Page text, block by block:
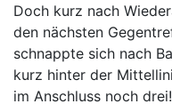
Doch kurz nach
den nächsten
schnappte sich nach
kurz hinter der
im Anschluss noch